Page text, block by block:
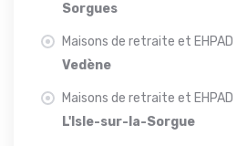
Sorgues
Maisons de retraite et EHPAD
Vedène
Maisons de retraite et EHPAD
L'Isle-sur-la-Sorgue